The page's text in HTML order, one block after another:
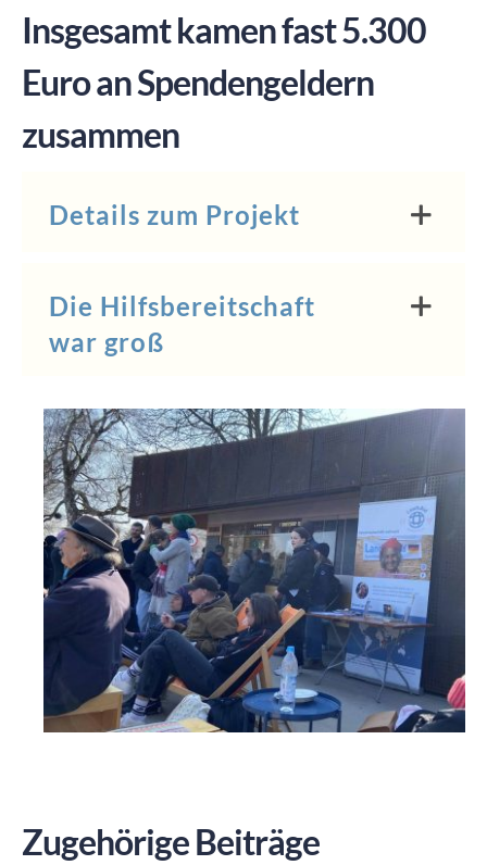
Insgesamt kamen fast 5.300
Euro an Spendengeldern
zusammen
Details zum Projekt
Die Hilfsbereitschaft
war groß
Zugehörige Beiträge